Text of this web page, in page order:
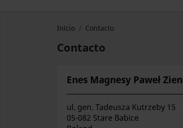
Início Contacto
Contacto
Enes Magnesy Paweł
ul. gen. Tadeusza Kutrzeby 15
05-082 Stare Babice